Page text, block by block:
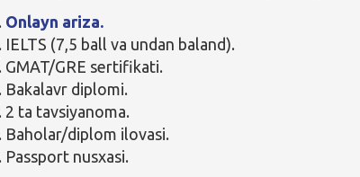
Onlayn ariza.
IELTS (7,5 ball va undan baland).
GMAT/GRE sertifikati.
Bakalavr diplomi.
2 ta tavsiyanoma.
Baholar/diplom ilovasi.
Passport nusxasi.